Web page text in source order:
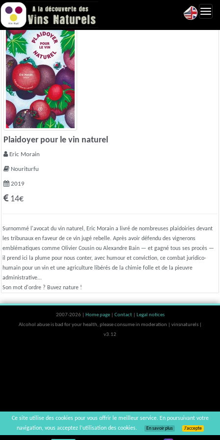
Plaidoyer pour le vin naturel
Eric Morain
Nouriturfu
2019
14€
Surnommé l'avocat du vin naturel, Eric Morain a livré de nombreuses plaidoiries devant
les tribunaux en faveur de ce vin jugé rebelle. Après avoir défendu des vignerons
emblématiques comme Olivier Cousin ou Alexandre Bain — et gagné tous ses procès —
il prend ici la plume pour nous conter, avec humour et conviction, ce combat juridico-
humain pour un vin et une agriculture libérés de la chimie folle et de la pieuvre
administrative...
Son mot d'ordre ? Buvez nature !
2007-2026 | Home page Contact
Legal notices
Alcohol abuse is bad for your health, please consume in moderation | vinsnaturels |
v3.12
Ce site utilise des cookies pour vous offrir le meilleur service. En poursuivant votre
navigation, vous acceptez l’utilisation des cookies.
En savoir plus J’accepte